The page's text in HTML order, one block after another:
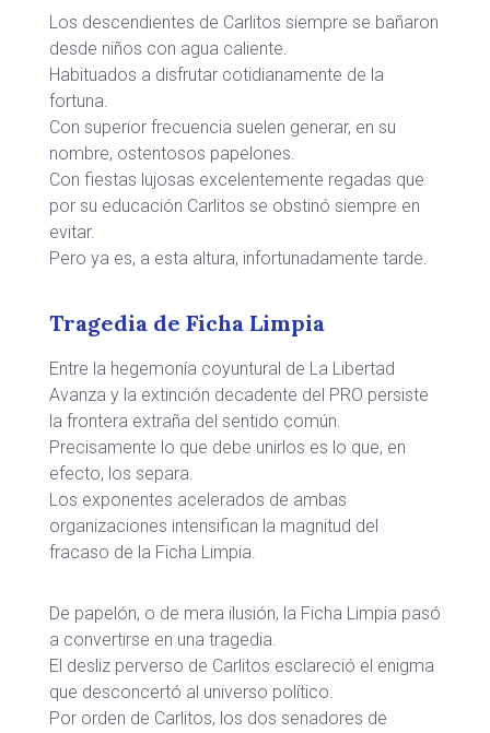
Los descendientes de Carlitos siempre se bañaron
desde niños con agua caliente.
Habituados a disfrutar cotidianamente de la
fortuna.
Con superior frecuencia suelen generar, en su
nombre, ostentosos papelones.
Con fiestas lujosas excelentemente regadas que
por su educación Carlitos se obstinó siempre en
evitar.
Pero ya es, a esta altura, infortunadamente tarde.
Tragedia de Ficha Limpia
Entre la hegemonía coyuntural de La Libertad
Avanza y la extinción decadente del PRO persiste
la frontera extraña del sentido común.
Precisamente lo que debe unirlos es lo que, en
efecto, los separa.
Los exponentes acelerados de ambas
organizaciones intensifican la magnitud del
fracaso de la Ficha Limpia.
De papelón, o de mera ilusión, la Ficha Limpia pasó
a convertirse en una tragedia.
El desliz perverso de Carlitos esclareció el enigma
que desconcertó al universo político.
Por orden de Carlitos, los dos senadores de